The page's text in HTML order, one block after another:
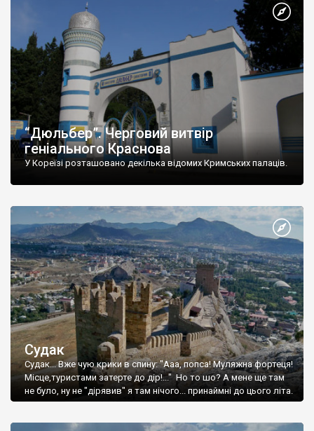
“Дюльбер”. Черговий витвір
геніального Краснова
У Кореїзі розташовано декілька відомих Кримських палаців.
Судак
Судак... Вже чую крики в спину: "Ааа, попса! Муляжна фортеця!
Місце,туристами затерте до дір!..." Но то шо? А мене ще там
не було, ну не "дірявив" я там нічого... принаймні до цього літа.